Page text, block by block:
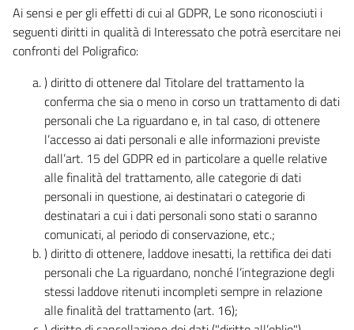
Ai sensi e per gli effetti di cui al GDPR, Le sono riconosciuti i
seguenti diritti in qualità di Interessato che potrà esercitare nei
confronti del Poligrafico:
) diritto di ottenere dal Titolare del trattamento la
conferma che sia o meno in corso un trattamento di dati
personali che La riguardano e, in tal caso, di ottenere
l’accesso ai dati personali e alle informazioni previste
dall’art. 15 del GDPR ed in particolare a quelle relative
alle finalità del trattamento, alle categorie di dati
personali in questione, ai destinatari o categorie di
destinatari a cui i dati personali sono stati o saranno
comunicati, al periodo di conservazione, etc.;
) diritto di ottenere, laddove inesatti, la rettifica dei dati
personali che La riguardano, nonché l’integrazione degli
stessi laddove ritenuti incompleti sempre in relazione
alle finalità del trattamento (art. 16);